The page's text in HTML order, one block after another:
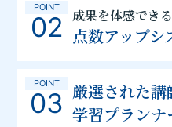
POINT
02 成果を体感できる
点数アップ
POINT
03 厳選された講
学習プランナ